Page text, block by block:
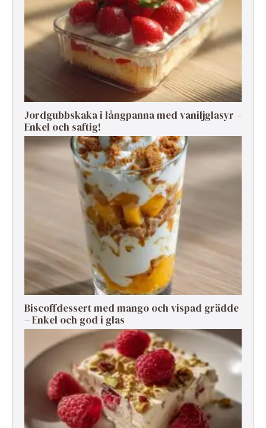
Jordgubbskaka i långpanna med vaniljglasyr –
Enkel och saftig!
Biscoffdessert med mango och vispad grädde
– Enkel och god i glas